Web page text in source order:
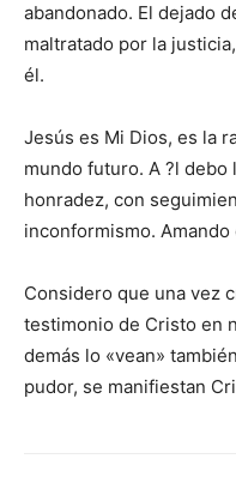
abandonado. El dejado
maltratado por la
él.
Jesús es Mi Dios, es la
mundo futuro. A ?l
honradez, con
inconformismo. Amando
Considero que una vez
testimonio de Cristo en
demás lo «vean»
pudor, se manifiestan